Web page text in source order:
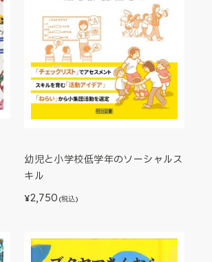
幼児と小学校低学年のソーシャルス
キル
¥2,750 (税込)